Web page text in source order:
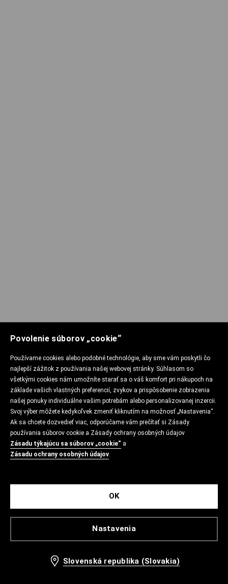
Povolenie súborov „cookie“
Používame cookies alebo podobné technológie, aby sme vám poskytli čo
najlepší zážitok z používania našej webovej stránky. Súhlasom so
všetkými cookies nám umožníte starať sa o váš komfort pri nákupoch na
základe vašich vlastných preferencií, zvykov a prispôsobenie zobrazenia
našej ponuky individuálne vašim potrebám alebo personalizovanej inzercii.
Svoj výber môžete kedykoľvek zmeniť kliknutím na možnosť „Nastavenia“.
Ak sa chcete dozvedieť viac, odporúčame vám prečítať si Zásady
používania súborov cookie a Zásady ochrany osobných údajov
Zásadu týkajúcu sa súborov „cookie“ a
Zásadu ochrany osobných údajov.
Nastavenia
OK
Slovenská republika (Slovakia)